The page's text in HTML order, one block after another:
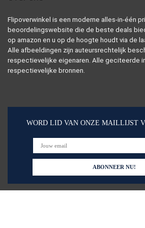
Flipoverwinkel is een moderne alles-in-één
beoordelingswebsite die de beste deals
op amazon en u op de hoogte houdt via de
Alle afbeeldingen zijn auteursrechtelijk
respectievelijke eigenaren. Alle geciteerde
respectievelijke bronnen.
WORD LID VAN ONZE MAILLIJST